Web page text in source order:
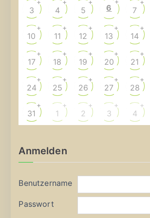
3
+
4
+
5
+
6 7
+
10
+
11
+
12
+
13
+
14
+
17
+
18
+
19
+
20
+
21
+
24
+
25
+
26
+
27
+
28
+
31
+
1
+
2
+
3
+
4
+
Anmelden
Benutzername
Passwort